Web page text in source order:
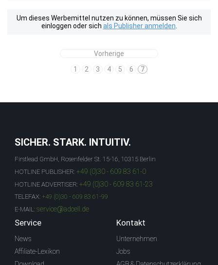
Um dieses Werbemittel nutzen zu können, müssen Sie sich
einloggen oder sich als Publisher anmelden
Vorherige
1
2 3 4 5 6 7
SICHER. STARK. INTUITIV.
Firstlead GmbH, Rosenfelder St. 15-16, 10315 Berlin
HOTLINE PUBLISHER: +49 (0)30 - 609 83 61-0
HOTLINE ADVERTISER: +49 (0)30 - 609 83 61-23
TELEFAX: +49 (0)30 - 609 83 61-99
E-MAIL: service@adcell.de
Service
News
Affiliate-Lexikon
Kontakt
Unternehmen
Jobs